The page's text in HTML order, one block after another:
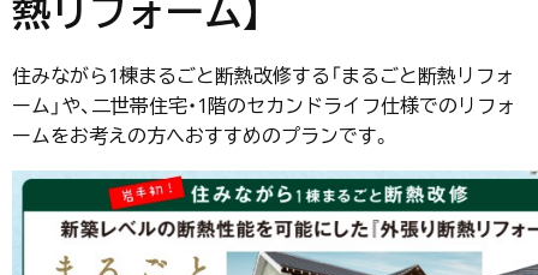
熱リフォーム】
住みながら1棟まるごと断熱改修する「まるごと断熱リフォ
ーム」や、二世帯住宅・1階のセカンドライフ仕様でのリフォ
ームをお考えの方へおすすめのプランです。